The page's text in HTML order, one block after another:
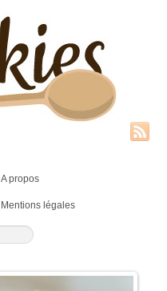
A propos
Mentions légales